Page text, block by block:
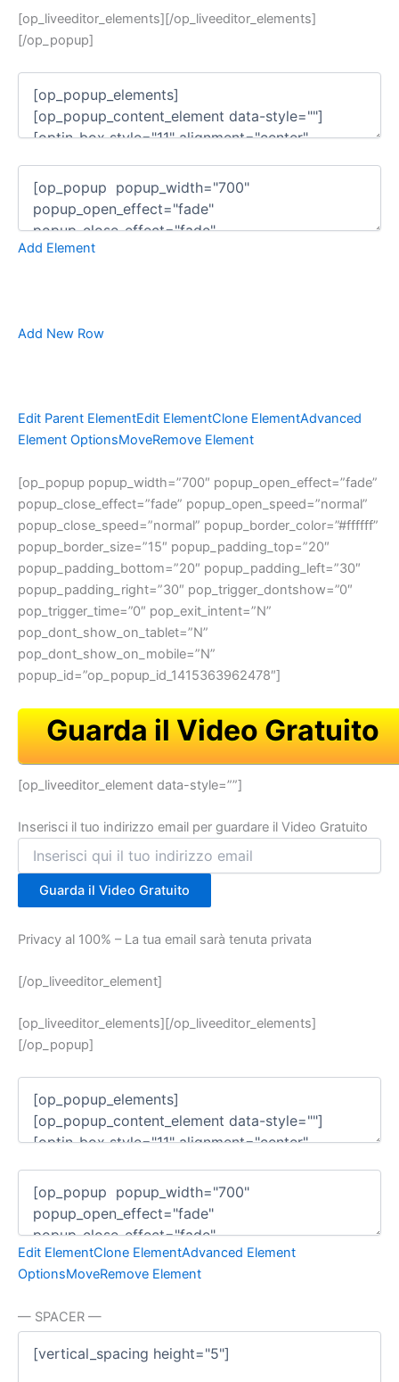
[op_liveeditor_elements][/op_liveeditor_elements]
[/op_popup]
Add Element
Add New Row
Edit Parent ElementEdit ElementClone ElementAdvanced
Element OptionsMoveRemove Element
[op_popup popup_width=”700″ popup_open_effect=”fade”
popup_close_effect=”fade” popup_open_speed=”normal”
popup_close_speed=”normal” popup_border_color=”#ffffff”
popup_border_size=”15″ popup_padding_top=”20″
popup_padding_bottom=”20″ popup_padding_left=”30″
popup_padding_right=”30″ pop_trigger_dontshow=”0″
pop_trigger_time=”0″ pop_exit_intent=”N”
pop_dont_show_on_tablet=”N”
pop_dont_show_on_mobile=”N”
popup_id=”op_popup_id_1415363962478″]
Guarda il Video Gratuito
[op_liveeditor_element data-style=””]
Inserisci il tuo indirizzo email per guardare il Video Gratuito
Guarda il Video Gratuito
Privacy al 100% – La tua email sarà tenuta privata
[/op_liveeditor_element]
[op_liveeditor_elements][/op_liveeditor_elements]
[/op_popup]
Edit ElementClone ElementAdvanced Element
OptionsMoveRemove Element
— SPACER —